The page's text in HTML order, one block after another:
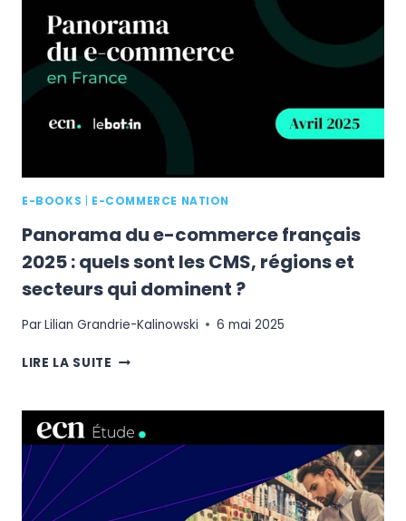
PLUS
UTILISÉS
EN
FRANCE
EN
?
E-BOOKS E-COMMERCE NATION
Panorama du e-commerce français
2025 : quels sont les CMS, régions et
secteurs qui dominent ?
ParLilian Grandrie-Kalinowski 6 mai 2025
LIRE LA SUITE PANORAMA
COMMERCE
FRANÇAIS
QUELS
SONT